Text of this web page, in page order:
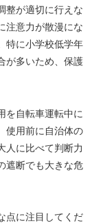
整が適切に行えな
注意力が散漫にな
特に小学校低学年
が多いため、保護
を自転車運転中に
使用前に自治体の
人に比べて判断力
遮断でも大きな危
点に注目してくだ